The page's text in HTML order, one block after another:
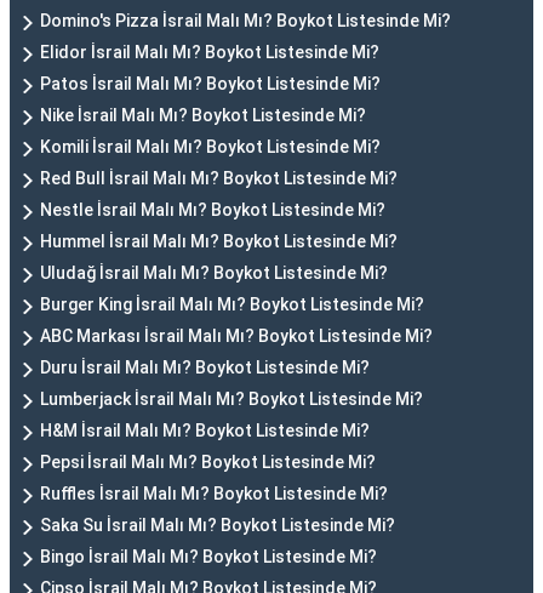
Domino's Pizza İsrail Malı Mı? Boykot Listesinde Mi?
Elidor İsrail Malı Mı? Boykot Listesinde Mi?
Patos İsrail Malı Mı? Boykot Listesinde Mi?
Nike İsrail Malı Mı? Boykot Listesinde Mi?
Komili İsrail Malı Mı? Boykot Listesinde Mi?
Red Bull İsrail Malı Mı? Boykot Listesinde Mi?
Nestle İsrail Malı Mı? Boykot Listesinde Mi?
Hummel İsrail Malı Mı? Boykot Listesinde Mi?
Uludağ İsrail Malı Mı? Boykot Listesinde Mi?
Burger King İsrail Malı Mı? Boykot Listesinde Mi?
ABC Markası İsrail Malı Mı? Boykot Listesinde Mi?
Duru İsrail Malı Mı? Boykot Listesinde Mi?
Lumberjack İsrail Malı Mı? Boykot Listesinde Mi?
H&M İsrail Malı Mı? Boykot Listesinde Mi?
Pepsi İsrail Malı Mı? Boykot Listesinde Mi?
Ruffles İsrail Malı Mı? Boykot Listesinde Mi?
Saka Su İsrail Malı Mı? Boykot Listesinde Mi?
Bingo İsrail Malı Mı? Boykot Listesinde Mi?
Cipso İsrail Malı Mı? Boykot Listesinde Mi?